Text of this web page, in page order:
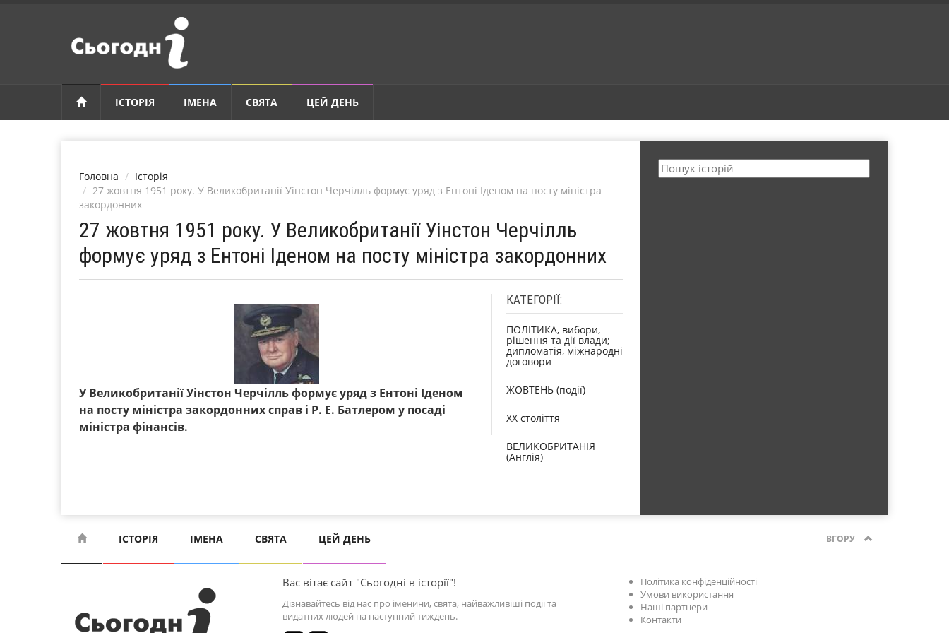
ІСТОРІЯ ІМЕНА СВЯТА ЦЕЙ ДЕНЬ
Головна
Історія
27 жовтня 1951 року. У Великобританії Уінстон Черчілль формує уряд з Ентоні Іденом на посту міністра
закордонних
27 жовтня 1951 року. У Великобританії Уінстон Черчілль
формує уряд з Ентоні Іденом на посту міністра закордонних
У Великобританії Уінстон Черчілль формує уряд з Ентоні Іденом
на посту міністра закордонних справ і Р. Е. Батлером у посаді
міністра фінансів.
КАТЕГОРІЇ:
ПОЛІТИКА, вибори,
рішення та дії влади;
дипломатія, міжнародні
договори
ЖОВТЕНЬ (події)
XX століття
ВЕЛИКОБРИТАНІЯ
(Англія)
ІСТОРІЯ ІМЕНА СВЯТА ЦЕЙ ДЕНЬ ВГОРУ
Вас вітає сайт "Сьогодні в історії"!
Дізнавайтесь від нас про іменини, свята, найважливіші події та
видатних людей на наступний тиждень.
Політика конфіденційності
Умови використання
Наші партнери
Контакти